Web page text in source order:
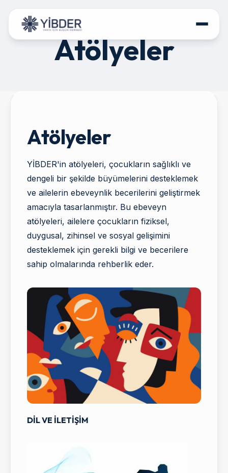
HAKKIMIZDA
İLETİŞİM
DESTEK OLUN
Atölyeler
Atölyeler
YİBDER'in atölyeleri, çocukların sağlıklı ve
dengeli bir şekilde büyümelerini desteklemek
ve ailelerin ebeveynlik becerilerini geliştirmek
amacıyla tasarlanmıştır. Bu ebeveyn
atölyeleri, ailelere çocukların fiziksel,
duygusal, zihinsel ve sosyal gelişimini
desteklemek için gerekli bilgi ve becerilere
sahip olmalarında rehberlik eder.
DİL VE İLETİŞİM